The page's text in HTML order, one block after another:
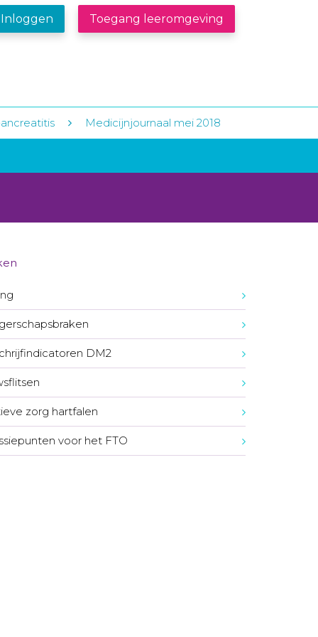
Inloggen Toegang leeromgeving
Medicijnjournaal mei 2018
DM2
zorg hartfalen
voor het FTO